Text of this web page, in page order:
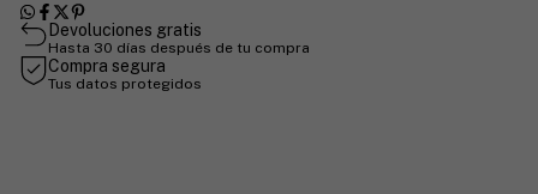
Devoluciones gratis
Hasta 30 días después de tu compra
Compra segura
Tus datos protegidos